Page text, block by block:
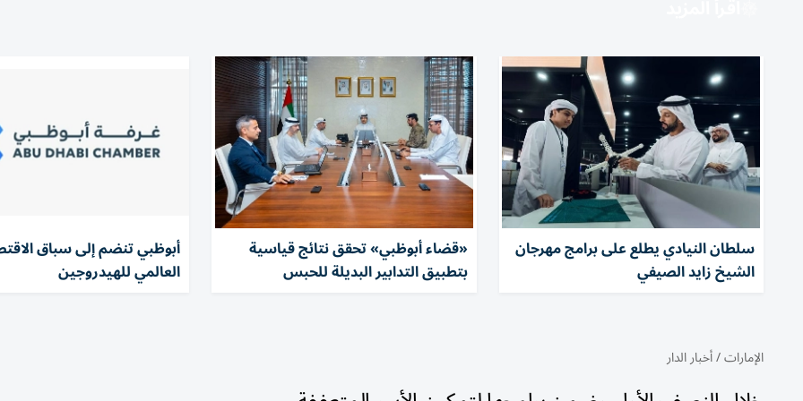
سلطان النيادي يطلع على برامج مهرجان
الشيخ زايد الصيفي
«قضاء أبوظبي» تحقق نتائج قياسية
بتطبيق التدابير البديلة للحبس
أبوظبي تنضم إلى سباق
العالمي للهيدروجين
الإمارات/أخبار الدار